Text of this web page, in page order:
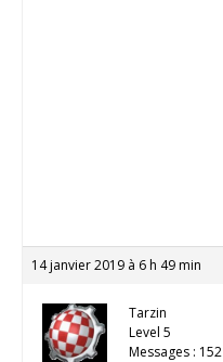
14 janvier 2019 à 6 h 49 min
Tarzin
Level 5
Messages : 152